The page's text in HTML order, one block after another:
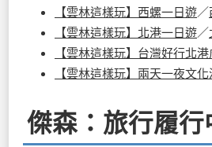
【雲林這樣玩】西螺一日遊／
【雲林這樣玩】北港一日遊／
【雲林這樣玩】台灣好行北
【雲林這樣玩】兩天一夜文
傑森：旅行履行